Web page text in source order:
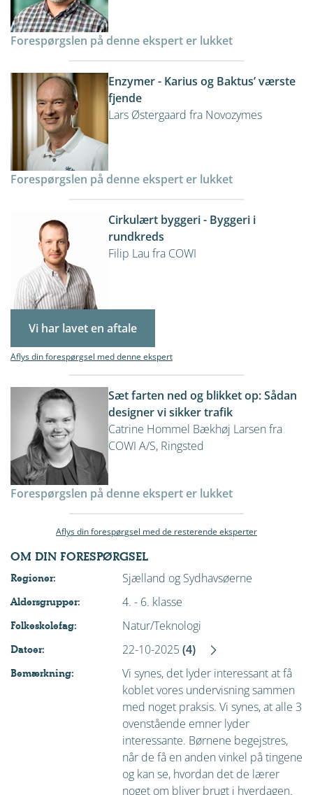
Forespørgslen på denne ekspert er lukket
Enzymer - Karius og Baktus’ værste
fjende
Lars Østergaard fra Novozymes
Forespørgslen på denne ekspert er lukket
Cirkulært byggeri - Byggeri i
rundkreds
Filip Lau fra COWI
Vi har lavet en aftale
Aflys din forespørgsel med denne ekspert
Sæt farten ned og blikket op: Sådan
designer vi sikker trafik
Catrine Hommel Bækhøj Larsen fra
COWI A/S, Ringsted
Forespørgslen på denne ekspert er lukket
Aflys din forespørgsel med de resterende eksperter
OM DIN FORESPØRGSEL
Regioner: Sjælland og Sydhavsøerne
Aldersgrupper: 4. - 6. klasse
Folkeskolefag: Natur/Teknologi
Datoer: 22-10-2025(4)
Bemærkning:
Vi synes, det lyder interessant at få
koblet vores undervisning sammen
med noget praksis. Vi synes, at alle 3
ovenstående emner lyder
interessante. Børnene begejstres,
når de få en anden vinkel på tingene
og kan se, hvordan det de lærer
noget om bliver brugt i hverdagen.